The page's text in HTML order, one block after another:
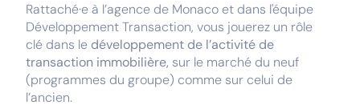
Rattaché·e à l’agence de Monaco et dans l'équipe
Développement Transaction, vous jouerez un rôle
clé dans le développement de l’activité de
transaction immobilière, sur le marché du neuf
(programmes du groupe) comme sur celui de
l’ancien.